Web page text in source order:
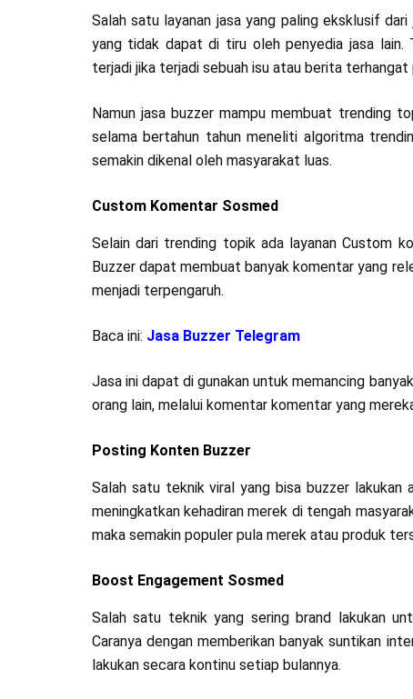
Salah satu layanan jasa yang paling eksklusif
yang tidak dapat di tiru oleh penyedia jasa lain.
terjadi jika terjadi sebuah isu atau berita terhangat
Namun jasa buzzer mampu membuat trending
selama bertahun tahun meneliti algoritma
semakin dikenal oleh masyarakat luas.
Custom Komentar Sosmed
Selain dari trending topik ada layanan Custom
Buzzer dapat membuat banyak komentar yang
menjadi terpengaruh.
Baca ini: Jasa Buzzer Telegram
Jasa ini dapat di gunakan untuk memancing
orang lain, melalui komentar komentar yang
Posting Konten Buzzer
Salah satu teknik viral yang bisa buzzer
meningkatkan kehadiran merek di tengah
maka semakin populer pula merek atau produk
Boost Engagement Sosmed
Salah satu teknik yang sering brand lakukan
Caranya dengan memberikan banyak suntikan
lakukan secara kontinu setiap bulannya.